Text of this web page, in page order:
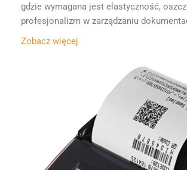
gdzie wymagana jest elastyczność,
profesjonalizm w zarządzaniu
Zobacz więcej